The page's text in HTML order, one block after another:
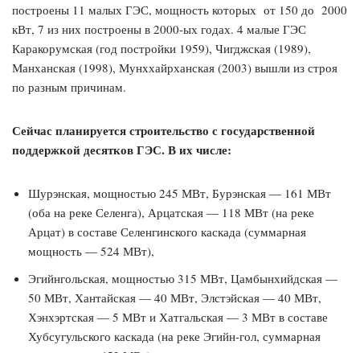
построены 11 малых ГЭС, мощность которых от 150 до 2000
кВт, 7 из них построены в 2000-ых годах. 4 малые ГЭС
Каракорумская (год постройки 1959), Чигджская (1989),
Манханская (1998), Мунххайрханская (2003) вышли из строя
по разным причинам.
Сейчас планируется строительство с государственной
поддержкой десятков ГЭС. В их числе:
Шурэнская, мощностью 245 МВт, Бурэнская — 161 МВт
(оба на реке Селенга), Арцатская — 118 МВт (на реке
Арцат) в составе Селенгинского каскада (суммарная
мощность — 524 МВт),
Эгийнгольская, мощностью 315 МВт, Цамбынхийдская —
50 МВт, Хантайская — 40 МВт, Элстэйская — 40 МВт,
Хэнхэртская — 5 МВт и Хатгальская — 3 МВт в составе
Хубсугульского каскада (на реке Эгийн-гол, суммарная